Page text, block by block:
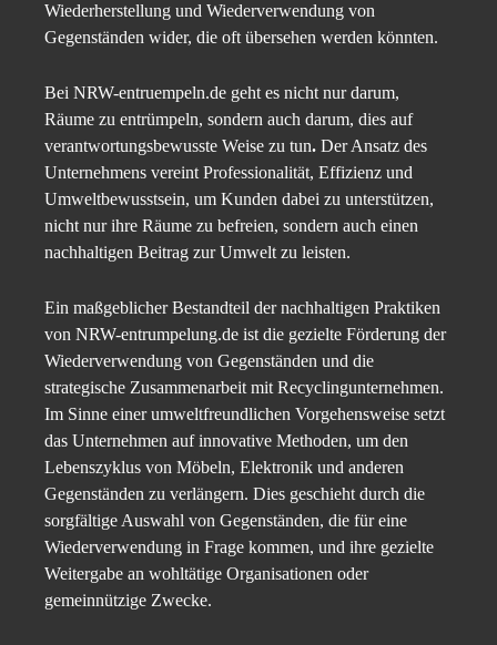
Wiederherstellung und Wiederverwendung von
Gegenständen wider, die oft übersehen werden könnten.
Bei NRW-entruempeln.de geht es nicht nur darum,
Räume zu entrümpeln, sondern auch darum, dies auf
verantwortungsbewusste Weise zu tun. Der Ansatz des
Unternehmens vereint Professionalität, Effizienz und
Umweltbewusstsein, um Kunden dabei zu unterstützen,
nicht nur ihre Räume zu befreien, sondern auch einen
nachhaltigen Beitrag zur Umwelt zu leisten.
Ein maßgeblicher Bestandteil der nachhaltigen Praktiken
von NRW-entrumpelung.de ist die gezielte Förderung der
Wiederverwendung von Gegenständen und die
strategische Zusammenarbeit mit Recyclingunternehmen.
Im Sinne einer umweltfreundlichen Vorgehensweise setzt
das Unternehmen auf innovative Methoden, um den
Lebenszyklus von Möbeln, Elektronik und anderen
Gegenständen zu verlängern. Dies geschieht durch die
sorgfältige Auswahl von Gegenständen, die für eine
Wiederverwendung in Frage kommen, und ihre gezielte
Weitergabe an wohltätige Organisationen oder
gemeinnützige Zwecke.